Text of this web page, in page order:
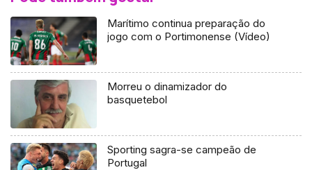
Marítimo continua preparação do
jogo com o Portimonense (Vídeo)
Morreu o dinamizador do
basquetebol
Sporting sagra-se campeão de
Portugal